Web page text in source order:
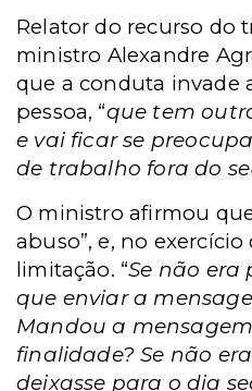
Relator do recurso do
ministro Alexandre
que a conduta invade
pessoa, “que tem
e vai ficar se
de trabalho fora do
O ministro afirmou
abuso”, e, no
limitação. “Se não era
que enviar a
Mandou a
finalidade? Se não
deixasse para o dia